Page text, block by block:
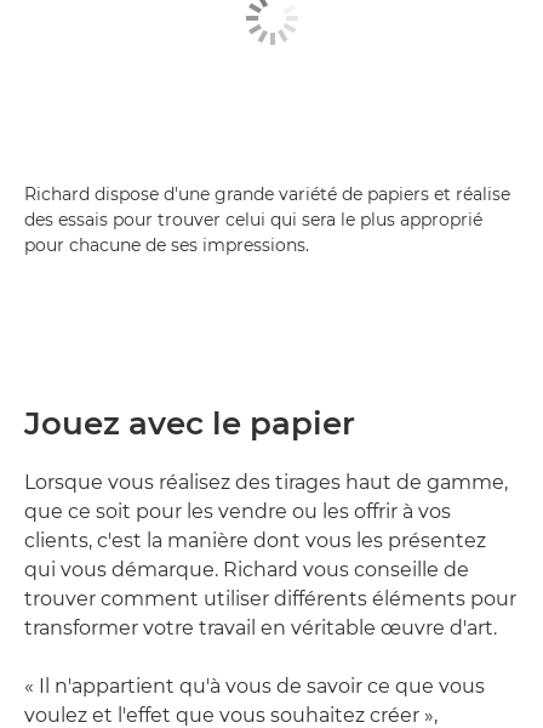
Richard dispose d'une grande variété de papiers et réalise
des essais pour trouver celui qui sera le plus approprié
pour chacune de ses impressions.
Jouez avec le papier
Lorsque vous réalisez des tirages haut de gamme,
que ce soit pour les vendre ou les offrir à vos
clients, c'est la manière dont vous les présentez
qui vous démarque. Richard vous conseille de
trouver comment utiliser différents éléments pour
transformer votre travail en véritable œuvre d'art.
« Il n'appartient qu'à vous de savoir ce que vous
voulez et l'effet que vous souhaitez créer »,